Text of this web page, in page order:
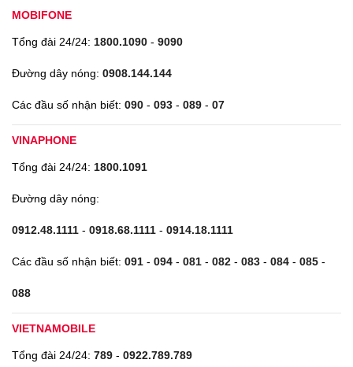
MOBIFONE
Tổng đài 24/24: 1800.1090 - 9090
Đường dây nóng: 0908.144.144
Các đầu số nhận biết: 090 - 093 - 089 - 07
VINAPHONE
Tổng đài 24/24: 1800.1091
Đường dây nóng:
0912.48.1111 - 0918.68.1111 - 0914.18.1111
Các đầu số nhận biết: 091 - 094 - 081 - 082 - 083 - 084 - 085 -
088
VIETNAMOBILE
Tổng đài 24/24: 789 - 0922.789.789